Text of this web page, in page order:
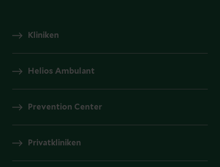
Kliniken
Helios Ambulant
Prevention Center
Privatkliniken